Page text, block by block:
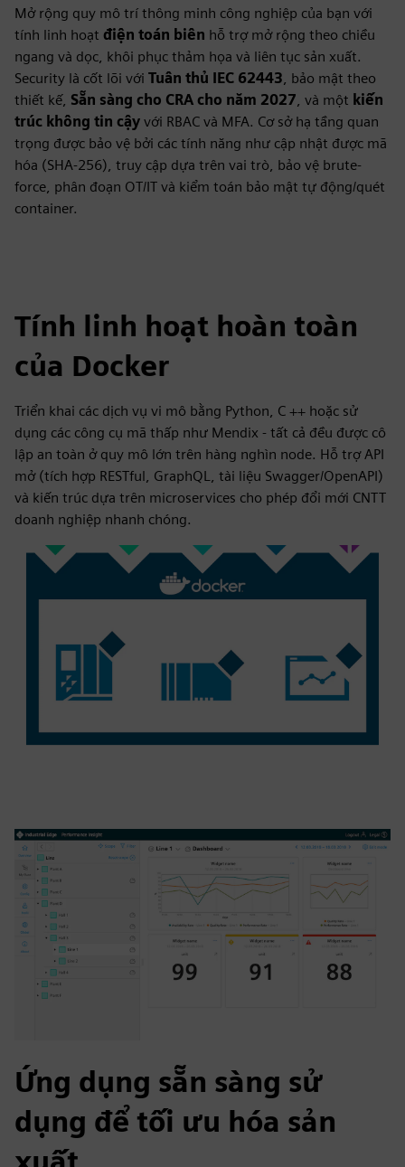
Mở rộng quy mô trí thông minh công nghiệp của bạn với
tính linh hoạt điện toán biên hỗ trợ mở rộng theo chiều
ngang và dọc, khôi phục thảm họa và liên tục sản xuất.
Security là cốt lõi với Tuân thủ IEC 62443, bảo mật theo
thiết kế, Sẵn sàng cho CRA cho năm 2027, và một kiến
trúc không tin cậy với RBAC và MFA. Cơ sở hạ tầng quan
trọng được bảo vệ bởi các tính năng như cập nhật được mã
hóa (SHA-256), truy cập dựa trên vai trò, bảo vệ brute-
force, phân đoạn OT/IT và kiểm toán bảo mật tự động/quét
container.
Tính linh hoạt hoàn toàn
của Docker
Triển khai các dịch vụ vi mô bằng Python, C ++ hoặc sử
dụng các công cụ mã thấp như Mendix - tất cả đều được cô
lập an toàn ở quy mô lớn trên hàng nghìn node. Hỗ trợ API
mở (tích hợp RESTful, GraphQL, tài liệu Swagger/OpenAPI)
và kiến trúc dựa trên microservices cho phép đổi mới CNTT
doanh nghiệp nhanh chóng.
Ứng dụng sẵn sàng sử
dụng để tối ưu hóa sản